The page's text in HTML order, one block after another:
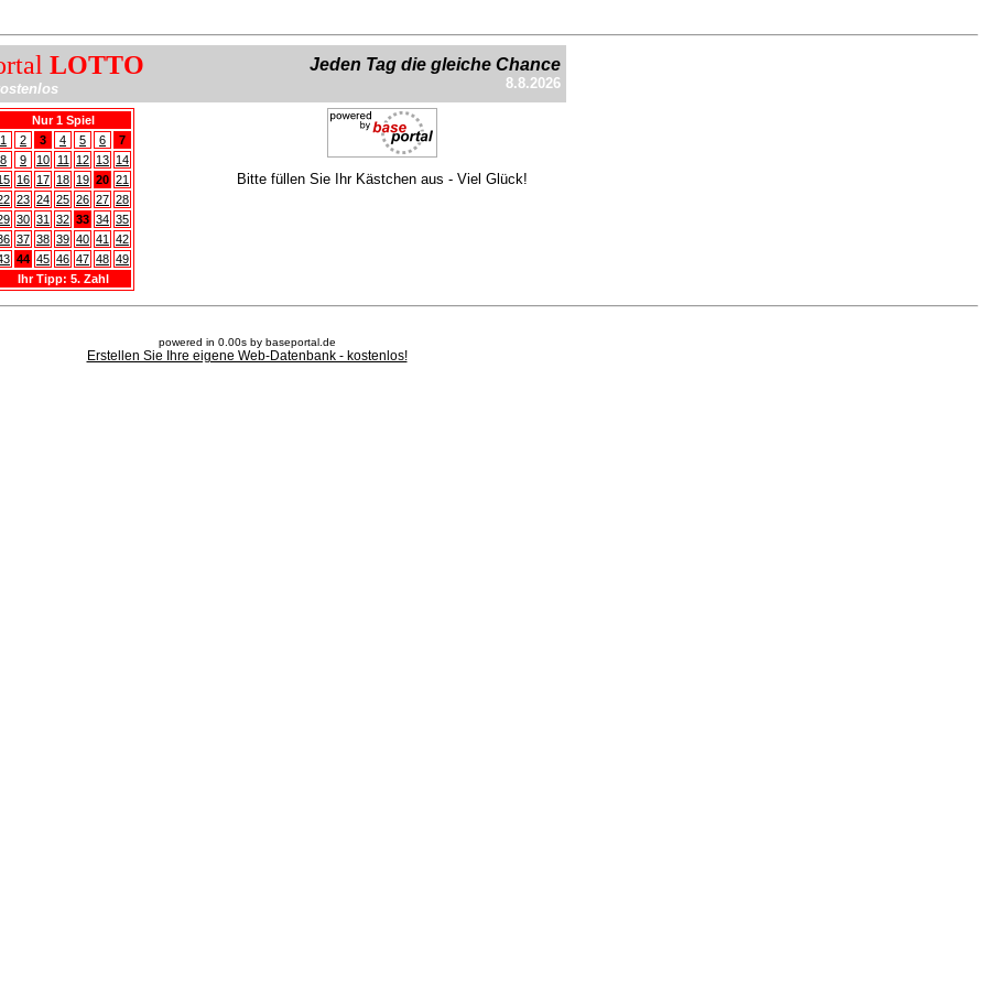
LOTTO Jeden Tag die gleiche Chance
8.8.2026
Nur 1 Spiel
1
2 3 4 5 6
7
8
9 10 11 12 13 14
16 17 18 19 20 21
23 24 25 26 27 28
30 31 32 33 34 35
37 38 39 40 41
42
44 45 46 47 48 49
Ihr Tipp: 5. Zahl
Bitte füllen Sie Ihr Kästchen aus - Viel Glück!
powered in 0.00s by baseportal.de
Erstellen Sie Ihre eigene Web-Datenbank - kostenlos!